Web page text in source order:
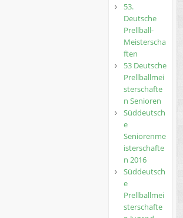
53.
Deutsche
Prellball-
Meisterscha
ften
53 Deutsche
Prellballmei
sterschafte
n Senioren
Süddeutsch
e
Seniorenme
isterschafte
n 2016
Süddeutsch
e
Prellballmei
sterschafte